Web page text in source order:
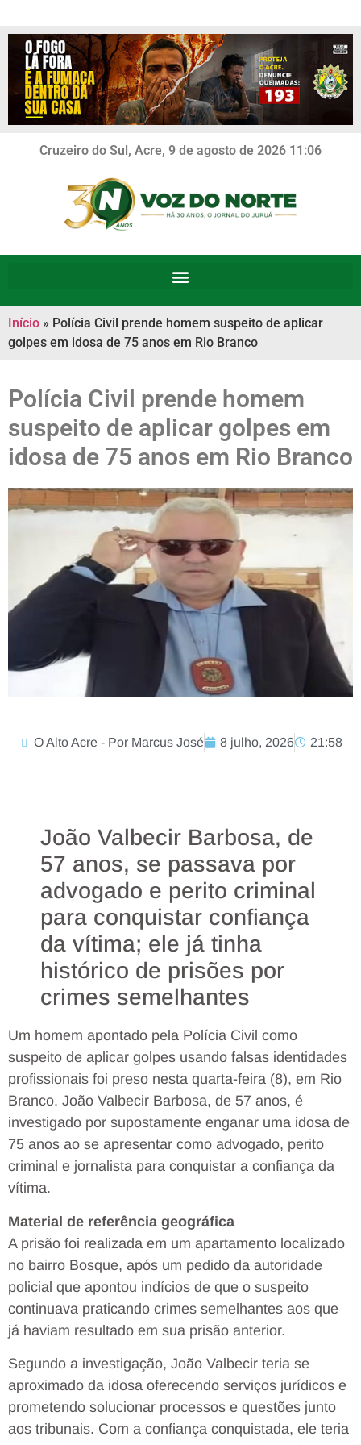
Cruzeiro do Sul, Acre, 9 de agosto de 2026 11:06
Início » Polícia Civil prende homem suspeito de aplicar
golpes em idosa de 75 anos em Rio Branco
Polícia Civil prende homem
suspeito de aplicar golpes em
idosa de 75 anos em Rio Branco
O Alto Acre - Por Marcus José 8 julho, 2026 21:58
João Valbecir Barbosa, de
57 anos, se passava por
advogado e perito criminal
para conquistar confiança
da vítima; ele já tinha
histórico de prisões por
crimes semelhantes
Um homem apontado pela Polícia Civil como
suspeito de aplicar golpes usando falsas identidades
profissionais foi preso nesta quarta-feira (8), em Rio
Branco. João Valbecir Barbosa, de 57 anos, é
investigado por supostamente enganar uma idosa de
75 anos ao se apresentar como advogado, perito
criminal e jornalista para conquistar a confiança da
vítima.
Material de referência geográfica
A prisão foi realizada em um apartamento localizado
no bairro Bosque, após um pedido da autoridade
policial que apontou indícios de que o suspeito
continuava praticando crimes semelhantes aos que
já haviam resultado em sua prisão anterior.
Segundo a investigação, João Valbecir teria se
aproximado da idosa oferecendo serviços jurídicos e
prometendo solucionar processos e questões junto
aos tribunais. Com a confiança conquistada, ele teria